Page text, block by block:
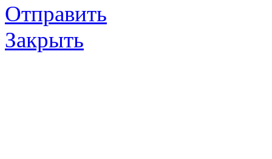
Отправить
Закрыть